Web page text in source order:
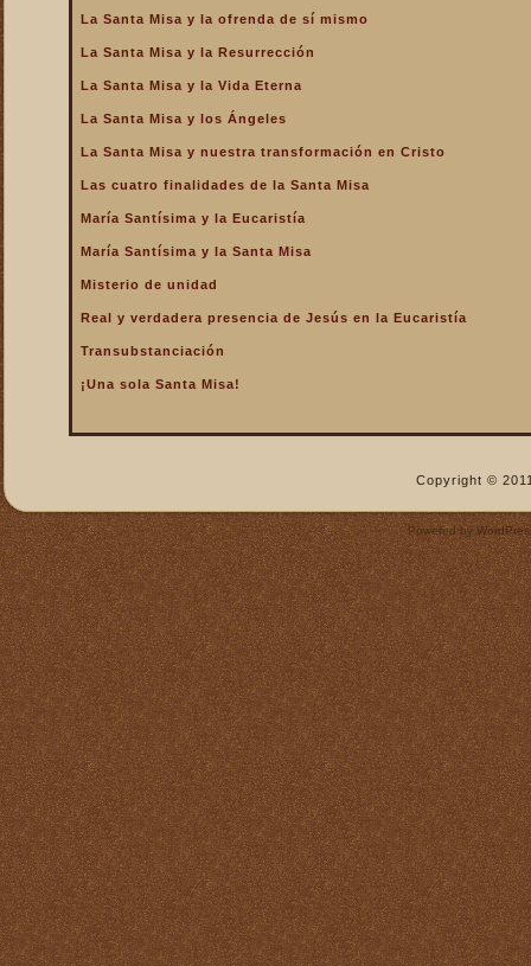
a cargar nuestra cruz
La Santa Misa nos fortalece
La Santa Misa nos libra del
infierno y nos da la
La Santa Misa nos purifica
sacrificio de Cristo
La Santa Misa por los
descanso
La Santa Misa verdadero
sobre la tierra
La Santa Misa y el Espíritu
Santo
La Santa Misa y el Martirio
La Santa Misa y el perdón
de los pecados
La Santa Misa y el
Purgatorio
La Santa Misa y el Reino
de Dios
La Santa Misa y el
sacerdocio
La Santa Misa y la cruz
La Santa Misa y la familia
La Santa Misa y la fe
La Santa Misa y la gloria
del Cielo
La Santa Misa y la ofrenda de sí mismo
La Santa Misa y la Resurrección
La Santa Misa y la Vida Eterna
La Santa Misa y los Ángeles
La Santa Misa y nuestra transformación en Cristo
Las cuatro finalidades de la Santa Misa
María Santísima y la Eucaristía
María Santísima y la Santa Misa
Misterio de unidad
Real y verdadera presencia de Jesús en la Eucaristía
Transubstanciación
¡Una sola Santa Misa!
Copyright ©
Powered by